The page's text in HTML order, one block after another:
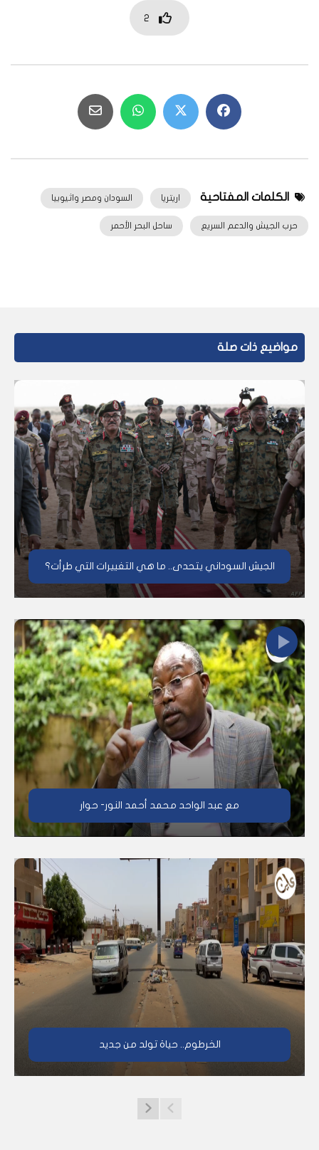
2
الكلمات المفتاحية اريتريا السودان ومصر واثيوبيا
حرب الجيش والدعم السريع ساحل البحر الأحمر
مواضيع ذات صلة
الجيش السوداني يتحدى.. ما هي التغييرات التي طرأت؟
مع عبد الواحد محمد أحمد النور- حوار
الخرطوم.. حياة تولد من جديد